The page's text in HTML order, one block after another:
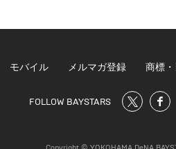
モバイル メルマガ登録 商標
FOLLOW BAYSTARS